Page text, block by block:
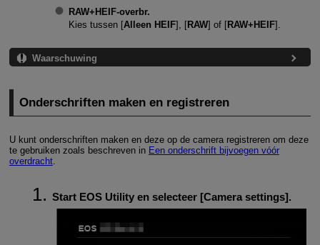
RAW+HEIF-overbr.
Kies tussen [Alleen HEIF], [RAW] of [RAW+HEIF].
Waarschuwing
Onderschriften maken en registreren
U kunt onderschriften maken en deze op de camera registreren om deze
te gebruiken zoals beschreven in Een onderschrift bijvoegen vóór
overdracht.
Start EOS Utility en selecteer [Camera settings].